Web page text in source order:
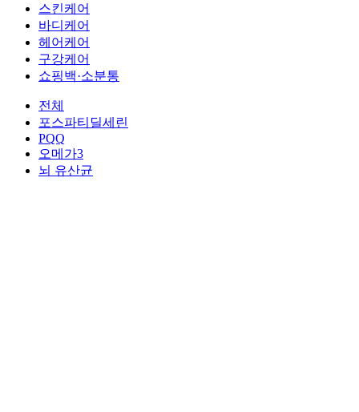
스킨케어
바디케어
헤어케어
구강케어
쇼핑백·소분통
전체
포스파티딜세린
PQQ
오메가3
뇌 유산균